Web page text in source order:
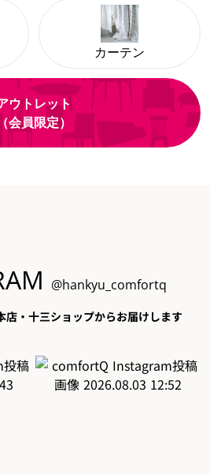
カーテン
ウトレット
（会員限定）
@hankyu_comfortq
店・十三ショップからお届けします